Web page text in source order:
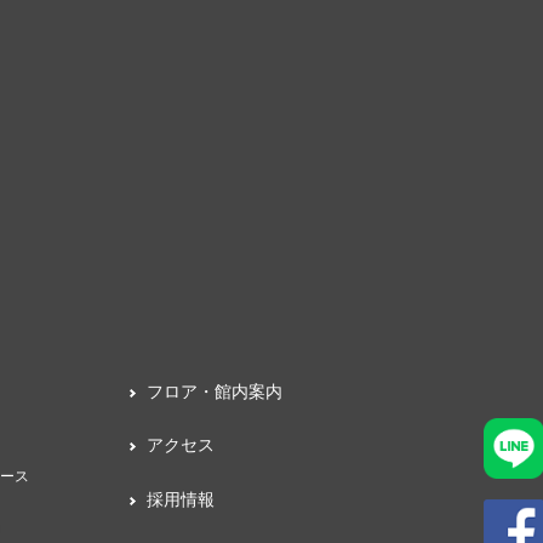
ス
フロア・館内案内
アクセス
採用情報